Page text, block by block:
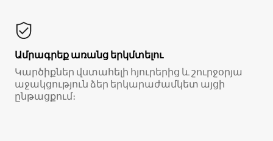
Ամրագրեք առանց երկմտելու
Կարծիքներ վստահելի հյուրերից և շուրջօրյա
աջակցություն ձեր երկարաժամկետ այցի
ընթացքում։